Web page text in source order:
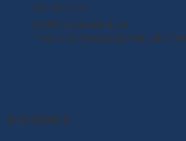
022-395-7235
info@yuriageasaichi.jp
〒981-1204 宮城県名取市閖上東3丁目
朝市開場時間